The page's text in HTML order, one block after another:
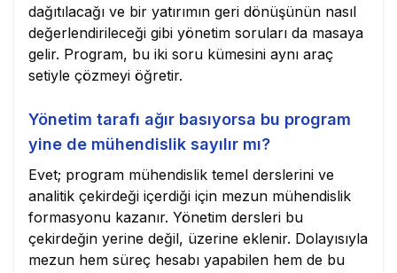
dağıtılacağı ve bir yatırımın geri dönüşünün nasıl
değerlendirileceği gibi yönetim soruları da masaya
gelir. Program, bu iki soru kümesini aynı araç
setiyle çözmeyi öğretir.
Yönetim tarafı ağır basıyorsa bu program
yine de mühendislik sayılır mı?
Evet; program mühendislik temel derslerini ve
analitik çekirdeği içerdiği için mezun mühendislik
formasyonu kazanır. Yönetim dersleri bu
çekirdeğin yerine değil, üzerine eklenir. Dolayısıyla
mezun hem süreç hesabı yapabilen hem de bu